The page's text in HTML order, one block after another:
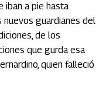
iban a pie hasta
guardianes del
de los
que gurda esa
quien falleció